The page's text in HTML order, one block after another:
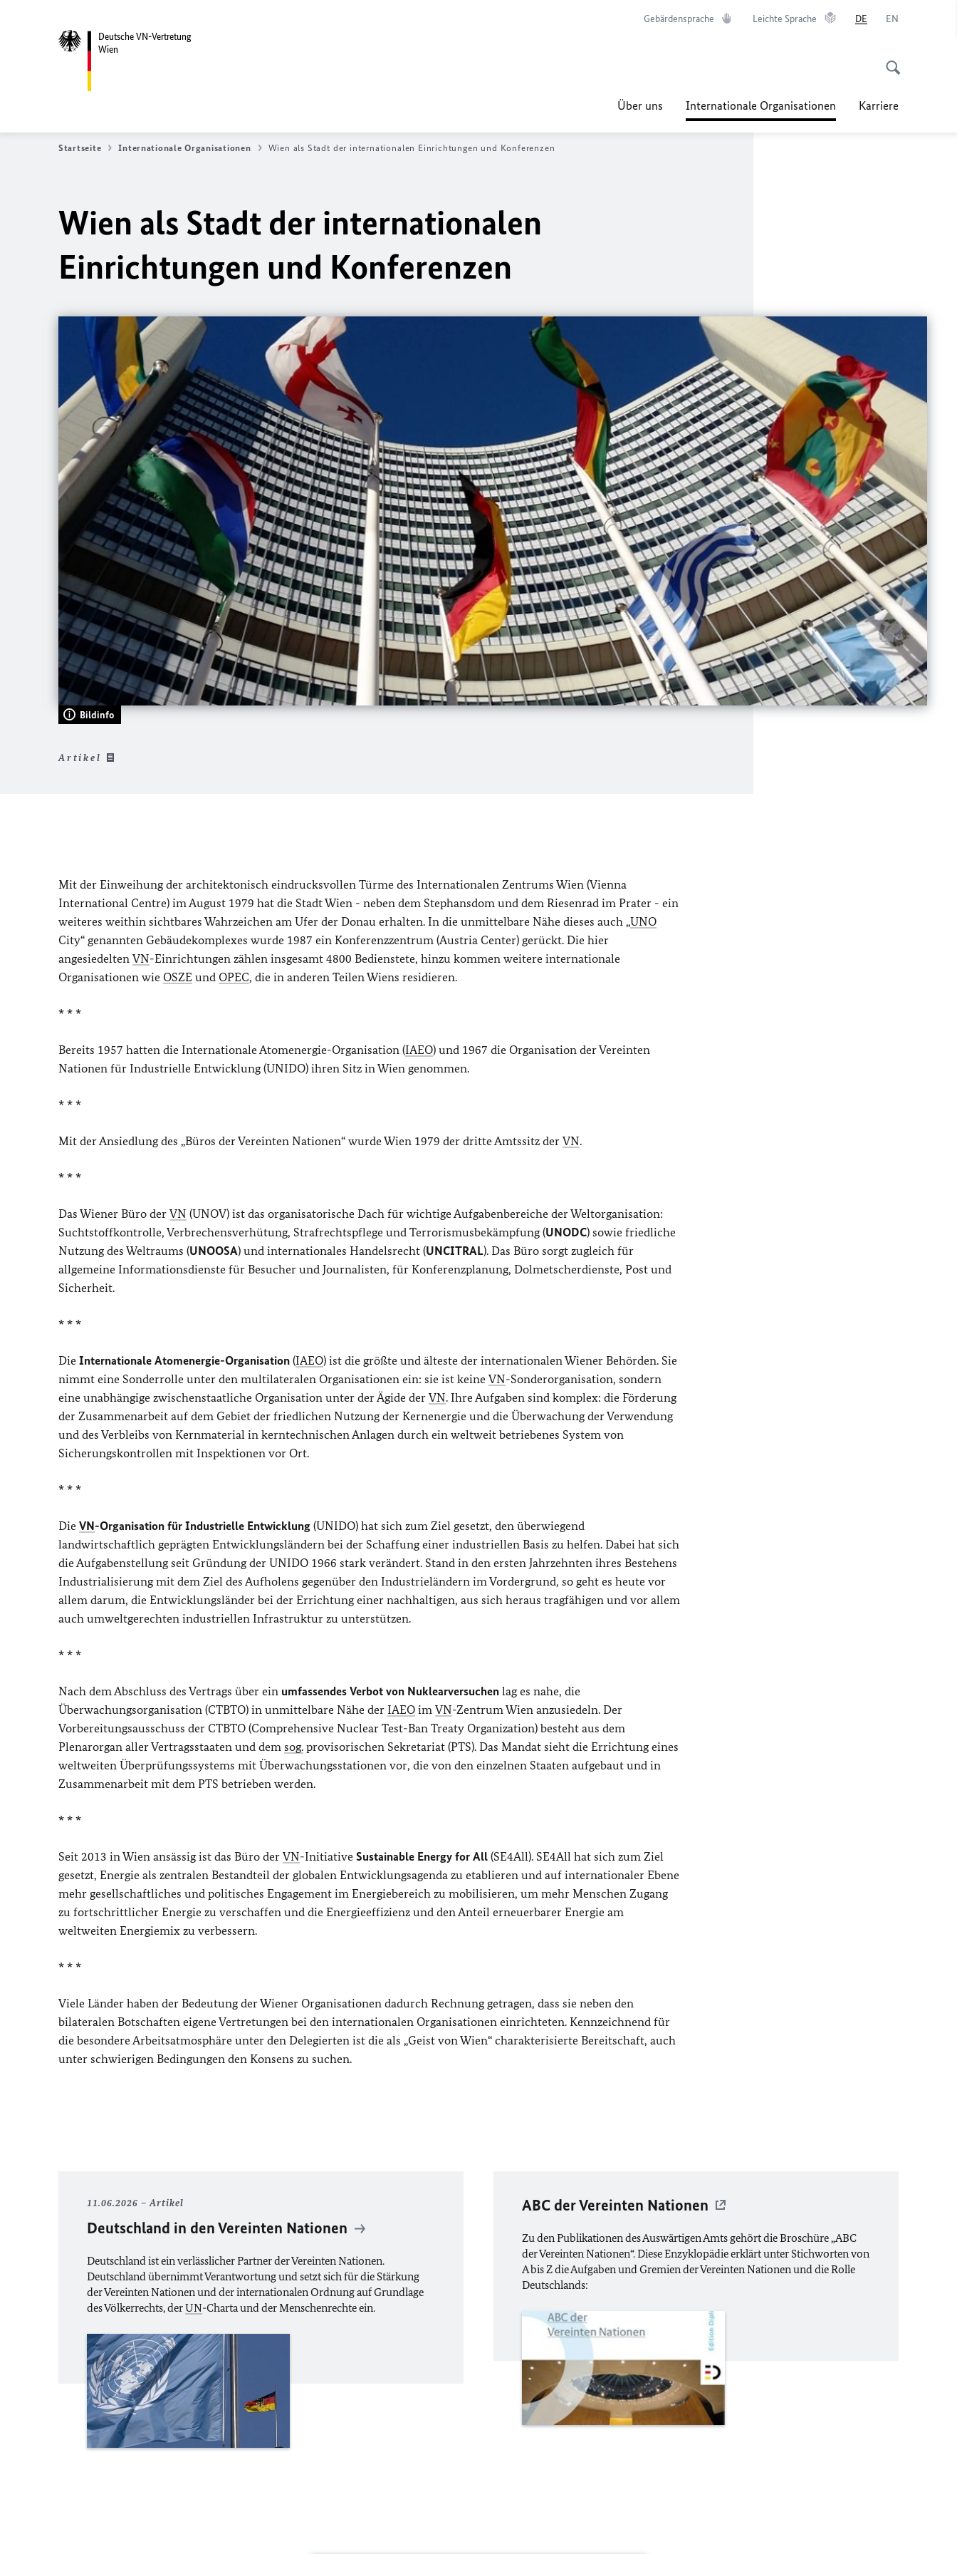
Deutsche VN-Vertretung
Wien
Gebärdensprache Leichte Sprache DE EN
Über uns Internationale Organisationen Karriere
Startseite Internationale Organisationen Wien als Stadt der internationalen Einrichtungen und Konferenzen
Wien als Stadt der internationalen
Einrichtungen und Konferenzen
Bildinfo
Artikel
Mit der Einweihung der architektonisch eindrucksvollen Türme des Internationalen Zentrums Wien (Vienna
International Centre) im August 1979 hat die Stadt Wien - neben dem Stephansdom und dem Riesenrad im Prater - ein
weiteres weithin sichtbares Wahrzeichen am Ufer der Donau erhalten. In die unmittelbare Nähe dieses auch „UNO
City“ genannten Gebäudekomplexes wurde 1987 ein Konferenzzentrum (Austria Center) gerückt. Die hier
angesiedelten VN-Einrichtungen zählen insgesamt 4800 Bedienstete, hinzu kommen weitere internationale
Organisationen wie OSZE und OPEC, die in anderen Teilen Wiens residieren.
* * *
Bereits 1957 hatten die Internationale Atomenergie-Organisation (IAEO) und 1967 die Organisation der Vereinten
Nationen für Industrielle Entwicklung (UNIDO) ihren Sitz in Wien genommen.
* * *
Mit der Ansiedlung des „Büros der Vereinten Nationen“ wurde Wien 1979 der dritte Amtssitz der VN.
* * *
Das Wiener Büro der VN (UNOV) ist das organisatorische Dach für wichtige Aufgabenbereiche der Weltorganisation:
Suchtstoffkontrolle, Verbrechensverhütung, Strafrechtspflege und Terrorismusbekämpfung (UNODC) sowie friedliche
Nutzung des Weltraums (UNOOSA) und internationales Handelsrecht (UNCITRAL). Das Büro sorgt zugleich für
allgemeine Informationsdienste für Besucher und Journalisten, für Konferenzplanung, Dolmetscherdienste, Post und
Sicherheit.
* * *
Die Internationale Atomenergie-Organisation (IAEO) ist die größte und älteste der internationalen Wiener Behörden. Sie
nimmt eine Sonderrolle unter den multilateralen Organisationen ein: sie ist keine VN-Sonderorganisation, sondern
eine unabhängige zwischenstaatliche Organisation unter der Ägide der VN. Ihre Aufgaben sind komplex: die Förderung
der Zusammenarbeit auf dem Gebiet der friedlichen Nutzung der Kernenergie und die Überwachung der Verwendung
und des Verbleibs von Kernmaterial in kerntechnischen Anlagen durch ein weltweit betriebenes System von
Sicherungskontrollen mit Inspektionen vor Ort.
* * *
Die VN-Organisation für Industrielle Entwicklung (UNIDO) hat sich zum Ziel gesetzt, den überwiegend
landwirtschaftlich geprägten Entwicklungsländern bei der Schaffung einer industriellen Basis zu helfen. Dabei hat sich
die Aufgabenstellung seit Gründung der UNIDO 1966 stark verändert. Stand in den ersten Jahrzehnten ihres Bestehens
Industrialisierung mit dem Ziel des Aufholens gegenüber den Industrieländern im Vordergrund, so geht es heute vor
allem darum, die Entwicklungsländer bei der Errichtung einer nachhaltigen, aus sich heraus tragfähigen und vor allem
auch umweltgerechten industriellen Infrastruktur zu unterstützen.
* * *
Nach dem Abschluss des Vertrags über ein umfassendes Verbot von Nuklearversuchen lag es nahe, die
Überwachungsorganisation (CTBTO) in unmittelbare Nähe der IAEO im VN-Zentrum Wien anzusiedeln. Der
Vorbereitungsausschuss der CTBTO (Comprehensive Nuclear Test-Ban Treaty Organization) besteht aus dem
Plenarorgan aller Vertragsstaaten und dem sog. provisorischen Sekretariat (PTS). Das Mandat sieht die Errichtung eines
weltweiten Überprüfungssystems mit Überwachungsstationen vor, die von den einzelnen Staaten aufgebaut und in
Zusammenarbeit mit dem PTS betrieben werden.
* * *
Seit 2013 in Wien ansässig ist das Büro der VN-Initiative Sustainable Energy for All (SE4All). SE4All hat sich zum Ziel
gesetzt, Energie als zentralen Bestandteil der globalen Entwicklungsagenda zu etablieren und auf internationaler Ebene
mehr gesellschaftliches und politisches Engagement im Energiebereich zu mobilisieren, um mehr Menschen Zugang
zu fortschrittlicher Energie zu verschaffen und die Energieeffizienz und den Anteil erneuerbarer Energie am
weltweiten Energiemix zu verbessern.
* * *
Viele Länder haben der Bedeutung der Wiener Organisationen dadurch Rechnung getragen, dass sie neben den
bilateralen Botschaften eigene Vertretungen bei den internationalen Organisationen einrichteten. Kennzeichnend für
die besondere Arbeitsatmosphäre unter den Delegierten ist die als „Geist von Wien“ charakterisierte Bereitschaft, auch
unter schwierigen Bedingungen den Konsens zu suchen.
11.06.2026 Artikel
Deutschland in den Vereinten Nationen
Deutschland ist ein verlässlicher Partner der Vereinten Nationen.
Deutschland übernimmt Verantwortung und setzt sich für die Stärkung
der Vereinten Nationen und der internationalen Ordnung auf Grundlage
des Völkerrechts, derUN-Charta und der Menschenrechte ein.
ABC der Vereinten Nationen
Zu den Publikationen des Auswärtigen Amts gehört die Broschüre „ABC
der Vereinten Nationen“. Diese Enzyklopädie erklärt unter Stichworten von
A bis Z die Aufgaben und Gremien der Vereinten Nationen und die Rolle
Deutschlands: